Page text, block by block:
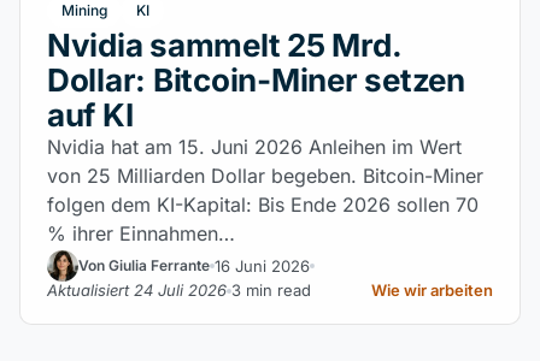
Mining KI
Nvidia sammelt 25 Mrd.
Dollar: Bitcoin-Miner setzen
auf KI
Nvidia hat am 15. Juni 2026 Anleihen im Wert
von 25 Milliarden Dollar begeben. Bitcoin-Miner
folgen dem KI-Kapital: Bis Ende 2026 sollen 70
% ihrer Einnahmen…
Von Giulia Ferrante 16 Juni 2026
Aktualisiert 24 Juli 2026 3 min read Wie wir arbeiten